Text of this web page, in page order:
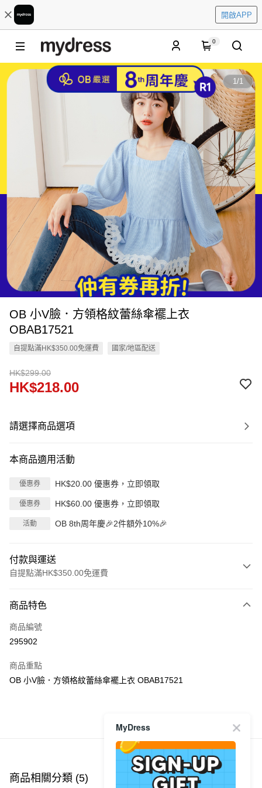
開啟APP
0
1/1
OB 小V臉．方領格紋蕾絲傘襬上衣
OBAB17521
自提點滿HK$350.00免運費 國家/地區配送
HK$299.00
HK$218.00
請選擇商品選項
本商品適用活動
優惠券 HK$20.00 優惠券，立即領取
優惠券 HK$60.00 優惠券，立即領取
活動 OB 8th周年慶🎉2件額外10%🎉
付款與運送
自提點滿HK$350.00免運費
信用卡
Apple Pay
PayMe
每筆HK$40.00，滿HK$350.00或以上免運費
付款後順豐站及營業點
商品特色
商品編號
295902
商品重點
OB 小V臉．方領格紋蕾絲傘襬上衣 OBAB17521
商品推薦
商品相關分類 (5)
MyDress